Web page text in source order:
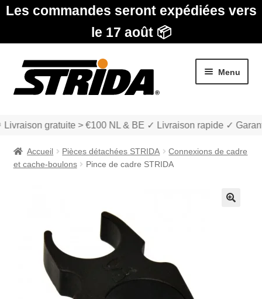
Les commandes seront expédiées vers
le 17 août 📦
Aller
la
Aller
contenu
Menu
boutique
Mon compte et Support
gratuite > €100 NL & BE ✓ Livraison rapide ✓
Accueil Pièces détachées STRIDA
Connexions de cadre
et cache-boulons
Pince de cadre STRIDA